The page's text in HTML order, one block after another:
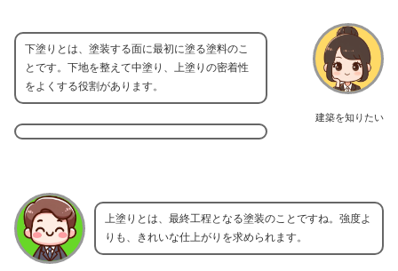
建築を知りたい
下塗りとは、塗装する面に最初に塗る塗料のこ
とです。下地を整えて中塗り、上塗りの密着性
をよくする役割があります。
上塗りとは、最終工程となる塗装のことですね。強度よ
りも、きれいな仕上がりを求められます。